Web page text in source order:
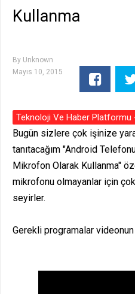
Kullanma
By Unknown
Mayıs 10, 2015
Teknoloji Ve Haber Platformu
Bugün sizlere çok işinize
tanıtacağım "Android
Mikrofon Olarak Kullanma"
mikrofonu olmayanlar için
seyirler.
Gerekli programalar videonun